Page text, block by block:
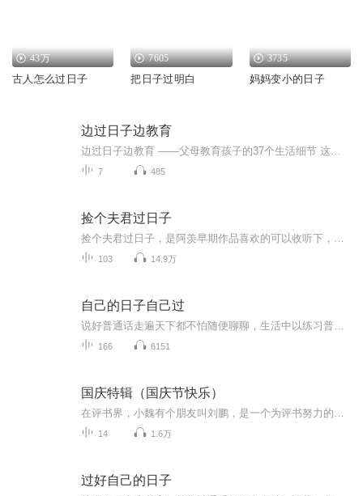
43万
古人怎么过日子
7605
把日子过明白
3735
妈妈变小的日子
边过日子边教育
7 485
捡个夫君过日子
103 14.9万
自己的日子自己过
166 6151
国庆特辑（国庆节快乐）
14 1.6万
过好自己的日子